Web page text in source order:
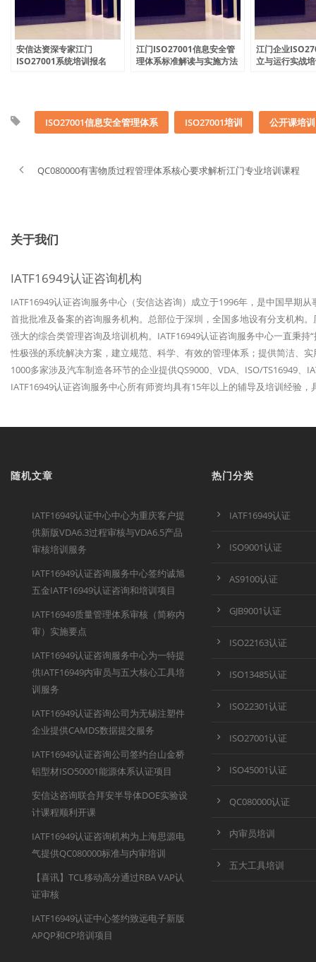
安信达资深专家江门
ISO27001系统培训报名
江门ISO27001信息安全管
理体系标准解读与实施方法
江门企业
立与运行实战
ISO27001信息安全管理体系 ISO27001培训 公开课培训
QC080000有害物质过程管理体系核心要求解析江门专业培训课程
关于我们
IATF16949认证咨询机构
IATF16949认证咨询服务中心（安信达咨询）成立于1996年，是中国早期
首批批准及备案的咨询服务机构。总部位于深圳，全国多地设有分支机构
强大的综合类管理咨询及培训机构。IATF16949认证咨询服务中心一直秉
性极强的系统解决方案，建立规范、科学、有效的管理体系；提供简洁、
1000多家涉及汽车制造各环节的企业提供QS9000、VDA、ISO/TS16949
IATF16949认证咨询服务中心所有师资均具有15年以上的辅导及培训经验
随机文章
IATF16949认证中心中心为重庆客户提
供新版VDA6.3过程审核与VDA6.5产品
审核培训服务
IATF16949认证咨询服务中心签约诚旭
五金IATF16949认证咨询和培训项目
IATF16949质量管理体系审核（简称内
审）实施要点
IATF16949认证咨询服务中心为一特提
供IATF16949内审员与五大核心工具培
训服务
IATF16949认证咨询公司为无锡注塑件
企业提供CAMDS数据提交服务
IATF16949认证咨询公司签约台山金桥
铝型材ISO50001能源体系认证项目
安信达咨询联合拜安半导体DOE实验设
计课程顺利开课
IATF16949认证咨询机构为上海思源电
气提供QC080000标准与内审培训
【喜讯】TCL移动高分通过RBA VAP认
证审核
IATF16949认证中心签约致远电子新版
APQP和CP培训项目
热门分类
IATF16949认证
ISO9001认证
AS9100认证
GJB9001认证
ISO22163认证
ISO13485认证
ISO22301认证
ISO27001认证
ISO45001认证
QC080000认证
内审员培训
五大工具培训